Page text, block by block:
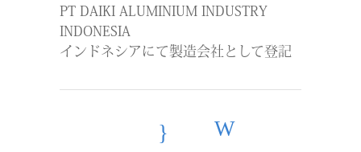
PT DAIKI ALUMINIUM INDUSTRY
INDONESIA
インドネシアにて製造会社として登記